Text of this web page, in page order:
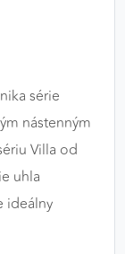
série
nástenným
Villa od
uhla
ideálny
sledovanie